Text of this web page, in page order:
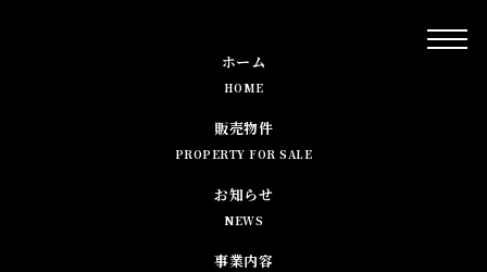
ホーム
HOME
販売物件
PROPERTY FOR SALE
お知らせ
NEWS
事業内容